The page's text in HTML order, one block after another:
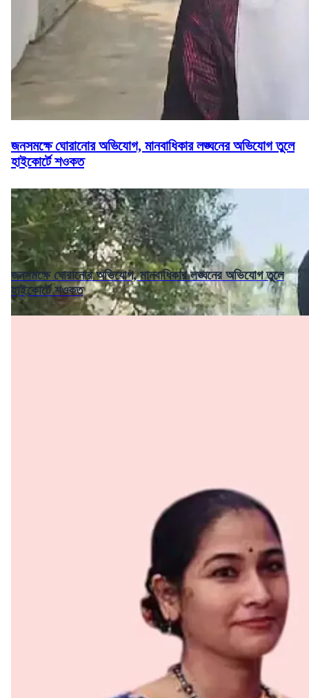
জনসমক্ষে ঘোরানোর অভিযোগ, মানবাধিকার লঙ্ঘনের অভিযোগ তুলে
হাইকোর্টে শওকত
জনসমক্ষে ঘোরানোর অভিযোগ, মানবাধিকার লঙ্ঘনের অভিযোগ তুলে
হাইকোর্টে শওকত